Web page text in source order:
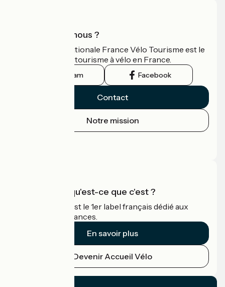
Qui sommes-nous ?
L'association nationale France Vélo Tourisme est le
guide officiel du tourisme à vélo en France.
Instagram Facebook
Contact
Notre mission
Accueil Vélo qu'est-ce que c'est ?
Accueil Vélo c'est le 1er label français dédié aux
cyclistes en vacances.
En savoir plus
Devenir Accueil Vélo